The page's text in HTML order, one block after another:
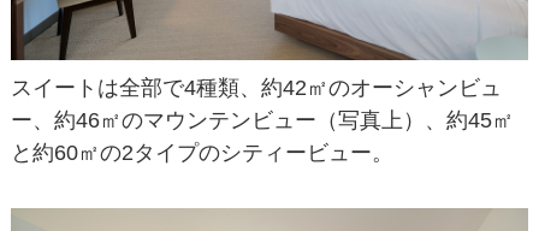
スイートは全部で4種類、約42㎡のオーシャンビュ
ー、約46㎡のマウンテンビュー（写真上）、約45㎡
と約60㎡の2タイプのシティービュー。